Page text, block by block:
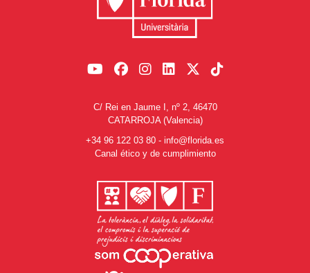
C/ Rei en Jaume I, nº 2, 46470
CATARROJA (Valencia)
+34 96 122 03 80 - info@florida.es
Canal ético y de cumplimiento